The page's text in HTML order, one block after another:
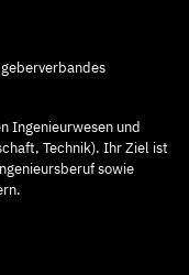
Ingenieurwesen und
Technik). Ihr Ziel ist
sowie